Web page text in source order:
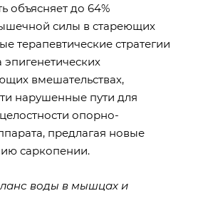
объясняет до 64%
силы в стареющих
терапевтические стратегии
вмешательствах,
нарушенные пути для
опорно-
предлагая новые
саркопении.
воды в мышцах и